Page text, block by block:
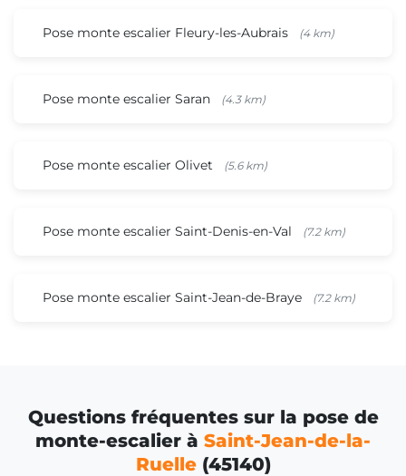
Pose monte escalier Fleury-les-Aubrais (4 km)
Pose monte escalier Saran (4.3 km)
Pose monte escalier Olivet (5.6 km)
Pose monte escalier Saint-Denis-en-Val (7.2 km)
Pose monte escalier Saint-Jean-de-Braye (7.2 km)
Questions fréquentes sur la pose de
monte-escalier à Saint-Jean-de-la-
Ruelle(45140)